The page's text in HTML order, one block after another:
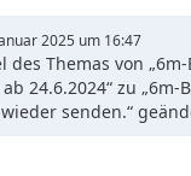
2025 um 16:47
des Themas von
24.6.2024“ zu „6m-
senden.“